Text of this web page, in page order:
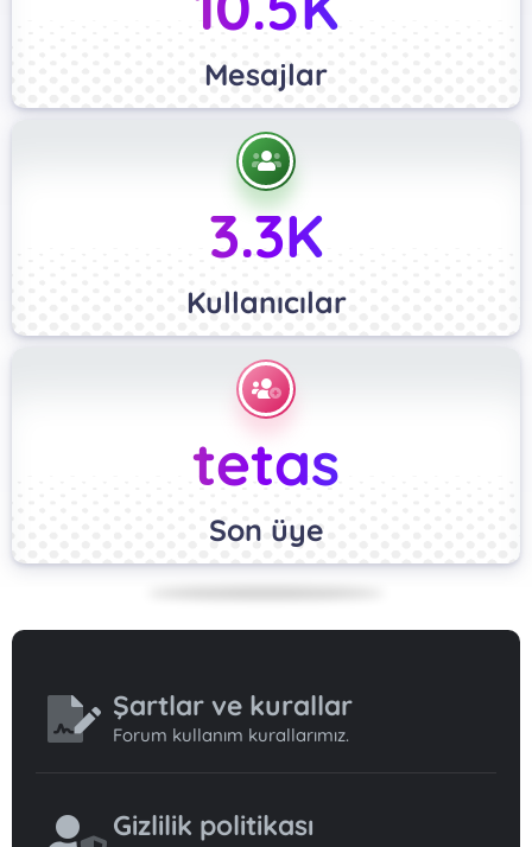
Mesajlar
3.3K
Kullanıcılar
tetas
Son üye
Şartlar ve kurallar
Forum kullanım kurallarımız.
Gizlilik politikası